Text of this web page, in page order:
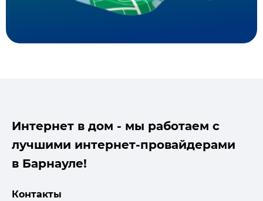
Интернет в дом - мы работаем с
лучшими интернет-провайдерами
в Барнауле!
Контакты